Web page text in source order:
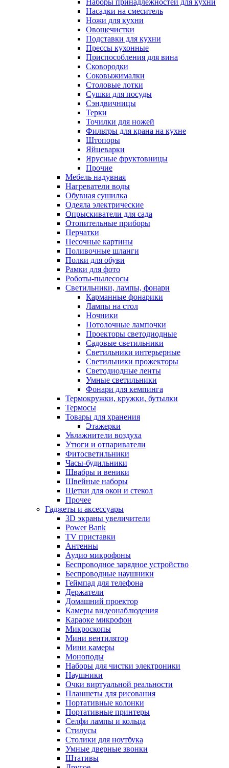
Наборы принадлежностей для кухни
Насадки на смеситель
Ножи для кухни
Овощечистки
Подставки для кухни
Прессы кухонные
Приспособления для вина
Сковородки
Соковыжималки
Столовые лотки
Сушки для посуды
Сэндвичницы
Терки
Точилки для ножей
Фильтры для крана на кухне
Штопоры
Яйцеварки
Ярусные фруктовницы
Прочие
Мебель надувная
Нагреватели воды
Обувная сушилка
Одеяла электрические
Опрыскиватели для сада
Отопительные приборы
Перчатки
Песочные картины
Поливочные шланги
Полки для обуви
Рамки для фото
Роботы-пылесосы
Светильники, лампы, фонари
Карманные фонарики
Лампы на стол
Ночники
Потолочные лампочки
Проекторы светодиодные
Садовые светильники
Светильники интерьерные
Светильники прожекторы
Светодиодные ленты
Умные светильники
Фонари для кемпинга
Термокружки, кружки, бутылки
Термосы
Товары для хранения
Этажерки
Увлажнители воздуха
Утюги и отпариватели
Фитосветильники
Часы-будильники
Швабры и веники
Швейные наборы
Щетки для окон и стекол
Прочее
Гаджеты и аксессуары
3D экраны увеличители
Power Bank
TV приставки
Антенны
Аудио микрофоны
Беспроводное зарядное устройство
Беспроводные наушники
Геймпад для телефона
Держатели
Домашний проектор
Камеры видеонаблюдения
Караоке микрофон
Микроскопы
Мини вентилятор
Мини камеры
Моноподы
Наборы для чистки электроники
Наушники
Очки виртуальной реальности
Планшеты для рисования
Портативные колонки
Портативные принтеры
Селфи лампы и кольца
Стилусы
Столики для ноутбука
Умные дверные звонки
Штативы